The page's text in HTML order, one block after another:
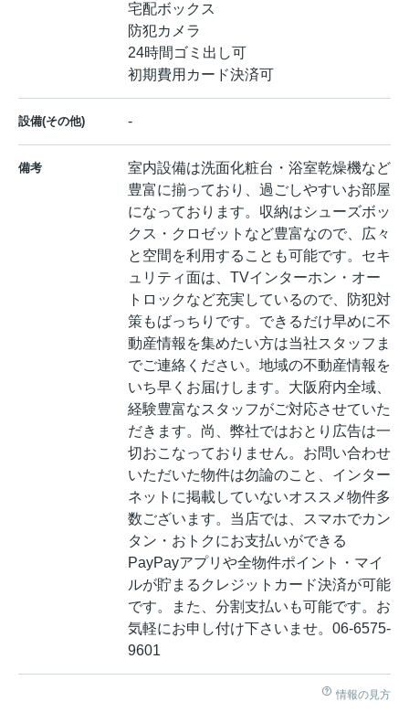
宅配ボックス
防犯カメラ
24時間ゴミ出し可
初期費用カード決済可
設備(その他) -
備考
室内設備は洗面化粧台・浴室乾燥機など
豊富に揃っており、過ごしやすいお部屋
になっております。収納はシューズボッ
クス・クロゼットなど豊富なので、広々
と空間を利用することも可能です。セキ
ュリティ面は、TVインターホン・オー
トロックなど充実しているので、防犯対
策もばっちりです。できるだけ早めに不
動産情報を集めたい方は当社スタッフま
でご連絡ください。地域の不動産情報を
いち早くお届けします。大阪府内全域、
経験豊富なスタッフがご対応させていた
だきます。尚、弊社ではおとり広告は一
切おこなっておりません。お問い合わせ
いただいた物件は勿論のこと、インター
ネットに掲載していないオススメ物件多
数ございます。当店では、スマホでカン
タン・おトクにお支払いができる
PayPayアプリや全物件ポイント・マイ
ルが貯まるクレジットカード決済が可能
です。また、分割支払いも可能です。お
気軽にお申し付け下さいませ。06-6575-
9601
情報の見方